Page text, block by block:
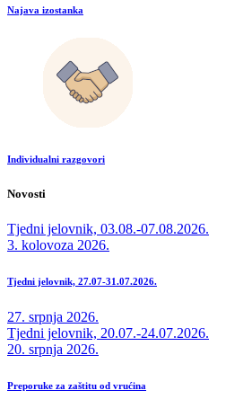
Najava izostanka
Individualni razgovori
Novosti
Tjedni jelovnik, 03.08.-07.08.2026.
3. kolovoza 2026.
Tjedni jelovnik, 27.07-31.07.2026.
27. srpnja 2026.
Tjedni jelovnik, 20.07.-24.07.2026.
20. srpnja 2026.
Preporuke za zaštitu od vrućina